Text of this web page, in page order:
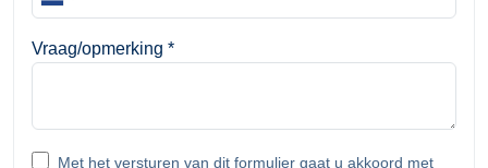
Vraag/opmerking *
Met het versturen van dit formulier gaat u akkoord met